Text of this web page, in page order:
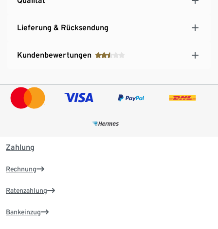
Lieferung & Rücksendung
Kundenbewertungen
Zahlung
Rechnung
Ratenzahlung
Bankeinzug